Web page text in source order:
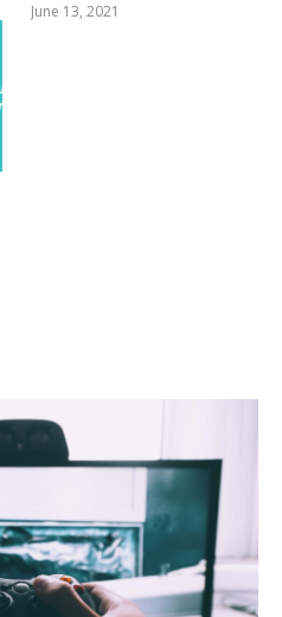
June 13, 2021